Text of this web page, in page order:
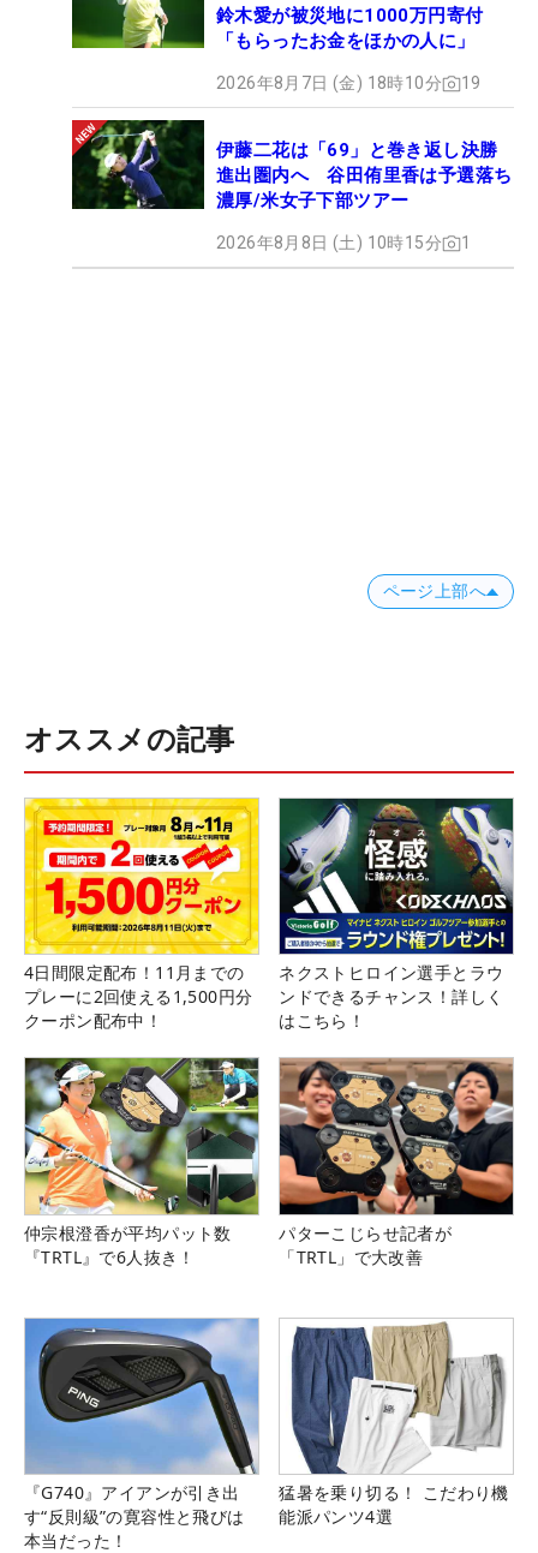
鈴木愛が被災地に1000万円寄付
「もらったお金をほかの人に」
2026年8月7日 (金) 18時10分 19
伊藤二花は「69」と巻き返し決勝
進出圏内へ 谷田侑里香は予選落ち
濃厚/米女子下部ツアー
2026年8月8日 (土) 10時15分 1
ページ上部へ
オススメの記事
4日間限定配布！11月までの
プレーに2回使える1,500円分
クーポン配布中！
ネクストヒロイン選手とラウ
ンドできるチャンス！詳しく
はこちら！
仲宗根澄香が平均パット数
『TRTL』で6人抜き！
パターこじらせ記者が
「TRTL」で大改善
『G740』アイアンが引き出
す“反則級”の寛容性と飛びは
本当だった！
猛暑を乗り切る！ こだわり機
能派パンツ4選